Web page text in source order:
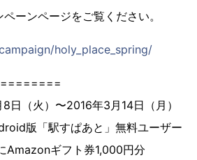
ーンページをご覧ください。
holy_place_spring/
日（火）〜2016年3月14日（月）
版「駅すぱあと」無料ユーザー
Amazonギフト券1,000円分